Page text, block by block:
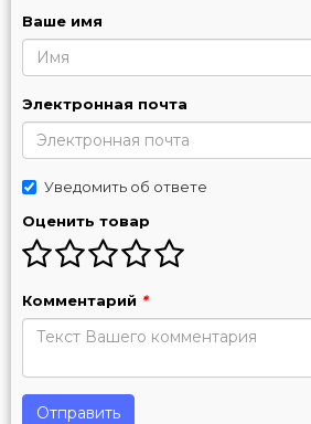
Ваше имя
Электронная почта
Уведомить об ответе
Оценить товар
Комментарий *
Отправить